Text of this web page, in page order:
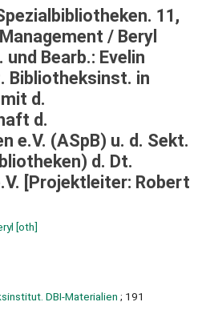
11,
/ Beryl
Bearb.: Evelin
Bibliotheksinst. in
d.
d.
e.V. (ASpB) u. d. Sekt.
d. Dt.
[Projektleiter: Robert
[oth]
DBI-Materialien ; 191